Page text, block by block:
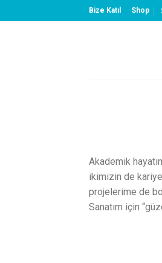
to
Bize Katıl Shop
Akademik
ikimizin de
projelerime de
Sanatım için